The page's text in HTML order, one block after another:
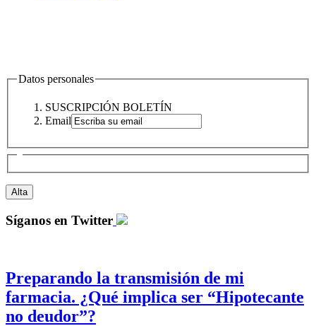
Datos personales
SUSCRIPCIÓN BOLETÍN
Email
Síganos en Twitter
Preparando la transmisión de mi
farmacia. ¿Qué implica ser “Hipotecante
no deudor”?